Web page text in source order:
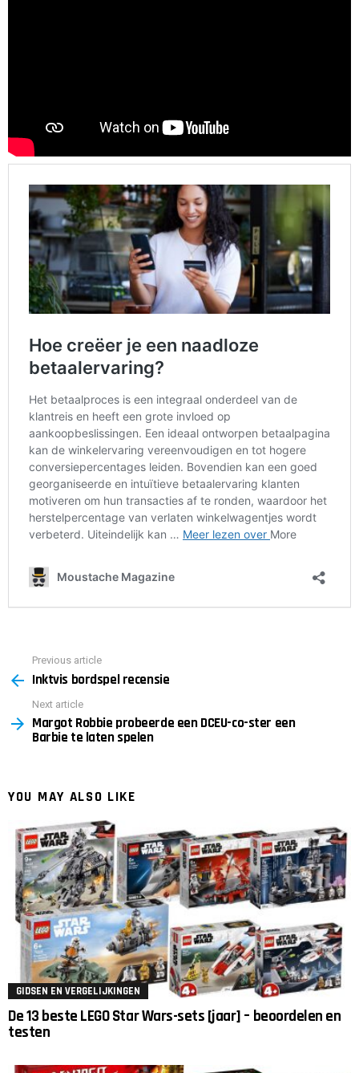
more
Previous article
Inktvis bordspel recensie
Next article
Margot Robbie probeerde een DCEU-co-ster een
Barbie te laten spelen
YOU MAY ALSO LIKE
GIDSEN EN VERGELIJKINGEN
De 13 beste LEGO Star Wars-sets [jaar] – beoordelen en
testen